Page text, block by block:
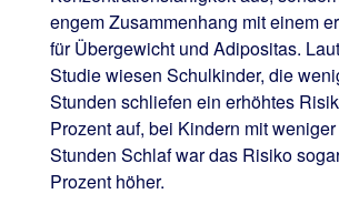
engem Zusammenhang mit einem
für Übergewicht und Adipositas.
Studie wiesen Schulkinder, die
Stunden schliefen ein erhöhtes
Prozent auf, bei Kindern mit
Stunden Schlaf war das Risiko
Prozent höher.